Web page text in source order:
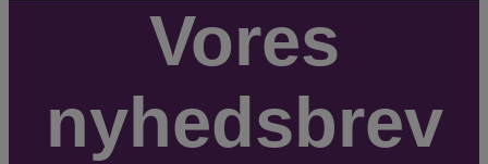
Vores
nyhedsbrev